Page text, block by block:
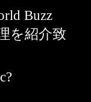
Buzz
を紹介致